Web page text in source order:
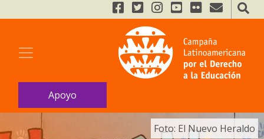
Apoyo
Foto: El Nuevo Heraldo